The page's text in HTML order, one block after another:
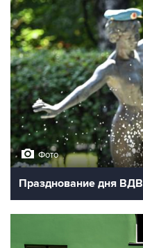
Фото
Празднование дня ВДВ